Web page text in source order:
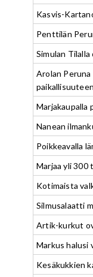
Kasvis-
Penttilän
Simulan
Arolan
paikallisuuteen
Marjakaupalla
Nanean
Poikkeavalla
Marjaa yli 300
Kotimaista
Silmusalaatti
Artik-kurkut
Markus halusi
Kesäkukkien